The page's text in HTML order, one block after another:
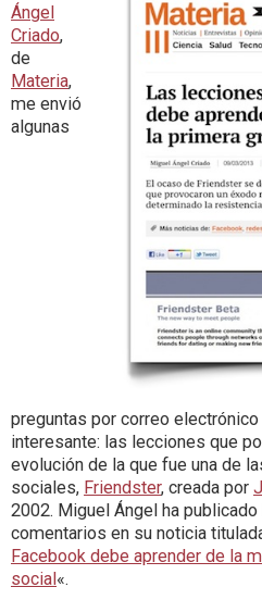
Ángel
Criado,
de
Materia,
me envió
algunas
preguntas por correo
interesante: las lecciones que
evolución de la que fue una de
sociales, Friendster, creada por
2002. Miguel Ángel ha
comentarios en su noticia
Facebook debe aprender de la
social «.